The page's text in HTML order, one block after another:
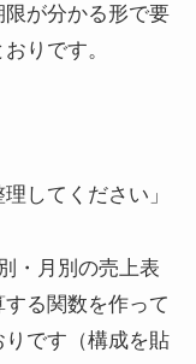
が分かる形で要
りです。
してください」
・月別の売上表
る関数を作って
りです（構成を貼